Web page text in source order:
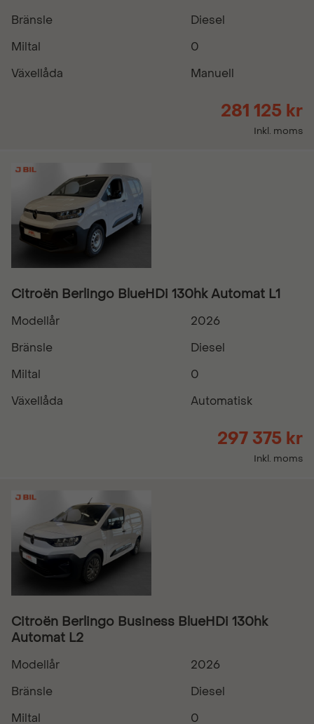
Bränsle
Diesel
Miltal
0
Växellåda
Manuell
281 125 kr
Inkl. moms
Citroën Berlingo BlueHDi 130hk Automat L1
Modellår
2026
Bränsle
Diesel
Miltal
0
Växellåda
Automatisk
297 375 kr
Inkl. moms
Citroën Berlingo Business BlueHDi 130hk
Automat L2
Modellår
2026
Bränsle
Diesel
Miltal
0